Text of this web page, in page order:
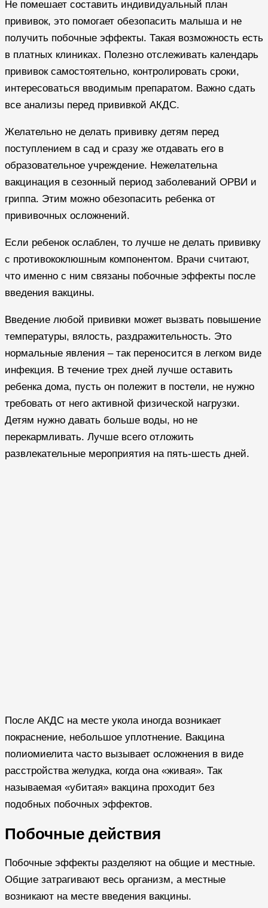
Не помешает составить индивидуальный план
прививок, это помогает обезопасить малыша и не
получить побочные эффекты. Такая возможность есть
в платных клиниках. Полезно отслеживать календарь
прививок самостоятельно, контролировать сроки,
интересоваться вводимым препаратом. Важно сдать
все анализы перед прививкой АКДС.
Желательно не делать прививку детям перед
поступлением в сад и сразу же отдавать его в
образовательное учреждение. Нежелательна
вакцинация в сезонный период заболеваний ОРВИ и
гриппа. Этим можно обезопасить ребенка от
прививочных осложнений.
Если ребенок ослаблен, то лучше не делать прививку
с противококлюшным компонентом. Врачи считают,
что именно с ним связаны побочные эффекты после
введения вакцины.
Введение любой прививки может вызвать повышение
температуры, вялость, раздражительность. Это
нормальные явления – так переносится в легком виде
инфекция. В течение трех дней лучше оставить
ребенка дома, пусть он полежит в постели, не нужно
требовать от него активной физической нагрузки.
Детям нужно давать больше воды, но не
перекармливать. Лучше всего отложить
развлекательные мероприятия на пять-шесть дней.
После АКДС на месте укола иногда возникает
покраснение, небольшое уплотнение. Вакцина
полиомиелита часто вызывает осложнения в виде
расстройства желудка, когда она «живая». Так
называемая «убитая» вакцина проходит без
подобных побочных эффектов.
Побочные действия
Побочные эффекты разделяют на общие и местные.
Общие затрагивают весь организм, а местные
возникают на месте введения вакцины.